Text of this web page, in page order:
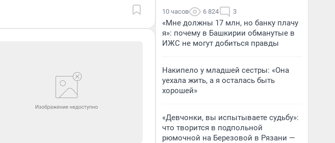
10 часов 6 824 3
«Мне должны 17 млн, но банку плачу
я»: почему в Башкирии обманутые в
ИЖС не могут добиться правды
Накипело у младшей сестры: «Она
уехала жить, а я осталась быть
хорошей»
«Девчонки, вы испытываете судьбу»:
что творится в подпольной
рюмочной на Березовой в Рязани —